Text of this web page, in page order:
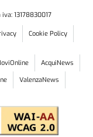
13178830017
Cookie Policy
AcquiNews
ValenzaNews